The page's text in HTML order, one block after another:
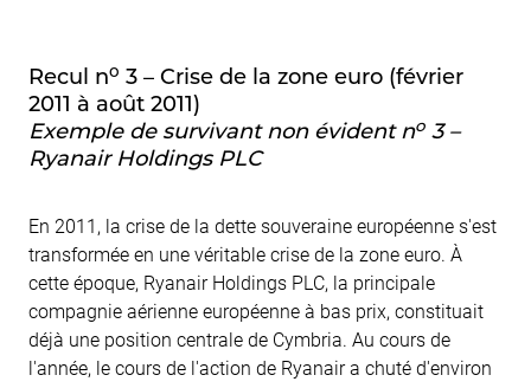
Recul no 3 – Crise de la zone euro (février
2011 à août 2011)
Exemple de survivant non évident no 3 –
Ryanair Holdings PLC
En 2011, la crise de la dette souveraine européenne s'est
transformée en une véritable crise de la zone euro. À
cette époque, Ryanair Holdings PLC, la principale
compagnie aérienne européenne à bas prix, constituait
déjà une position centrale de Cymbria. Au cours de
l'année, le cours de l'action de Ryanair a chuté d'environ